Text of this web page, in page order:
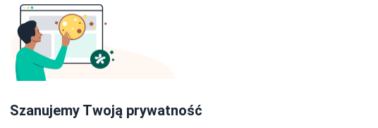
opinii
300 zł
Szanujemy Twoją prywatność